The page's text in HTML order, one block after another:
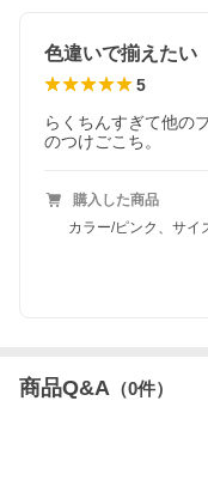
◇おすすめポイント
心地まるでＮＯブラは
ず、解放感のあるつけ
らず快適アンダーゴム
バスト裏は綿１００％
綿１００％素材に。通
りです。■取り外し可能
デザインがかわいい袖
かわいい。締め付けか
る綿９５％のリブ素材
いプリントネームプリ
ンもかわいい・いろい
してほしいからうれしい
で、どんな体形の方に
えました。びったりの
色違いで揃えたい
5
らくちんすぎて他の
のつけごこち。
購入した商品
カラー/ピンク、サイ
商品Q&A （0件）